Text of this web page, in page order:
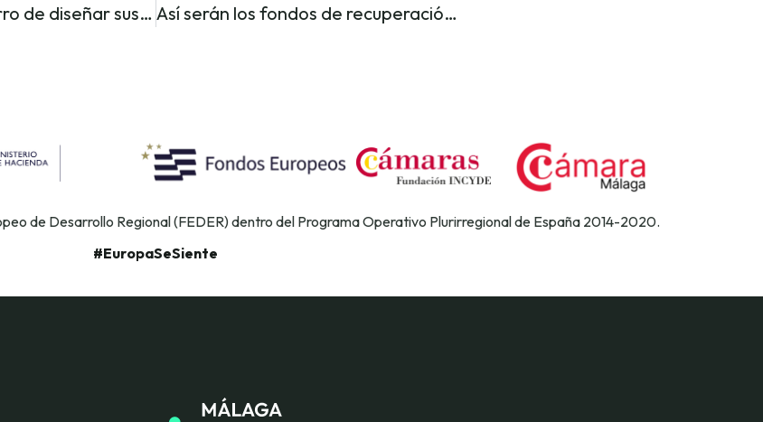
Tesla se sube al carro de diseñar sus propios chips Así serán los fondos de recuperación que llegarán de Europa y del que muchas pymes podrían beneficiarse
de Desarrollo Regional (FEDER) dentro del Programa Operativo Plurirregional de España 2014-2020.
#EuropaSeSiente